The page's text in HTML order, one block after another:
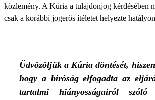
közlemény. A Kúria a tulajdonjog kérdésében
csak a korábbi jogerős ítéletet helyezte
Üdvözöljük a Kúria döntését,
hogy a bíróság elfogadta az
tartalmi hiányosságairól szóló